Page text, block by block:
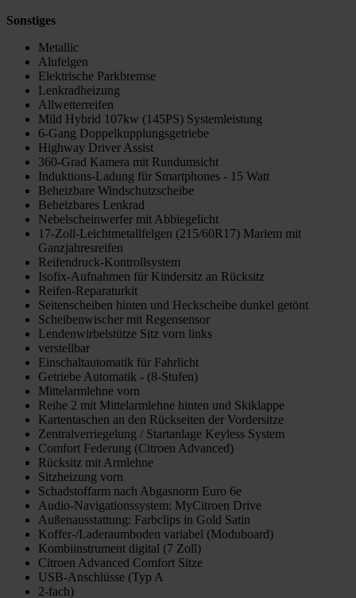
Sonstiges
Metallic
Alufelgen
Elektrische Parkbremse
Lenkradheizung
Allwetterreifen
Mild Hybrid 107kw (145PS) Systemleistung
6-Gang Doppelkupplungsgetriebe
Highway Driver Assist
360-Grad Kamera mit Rundumsicht
Induktions-Ladung für Smartphones - 15 Watt
Beheizbare Windschutzscheibe
Beheizbares Lenkrad
Nebelscheinwerfer mit Abbiegelicht
17-Zoll-Leichtmetallfelgen (215/60R17) Mariem mit
Ganzjahresreifen
Reifendruck-Kontrollsystem
Isofix-Aufnahmen für Kindersitz an Rücksitz
Reifen-Reparaturkit
Seitenscheiben hinten und Heckscheibe dunkel getönt
Scheibenwischer mit Regensensor
Lendenwirbelstütze Sitz vorn links
verstellbar
Einschaltautomatik für Fahrlicht
Getriebe Automatik - (8-Stufen)
Mittelarmlehne vorn
Reihe 2 mit Mittelarmlehne hinten und Skiklappe
Kartentaschen an den Rückseiten der Vordersitze
Zentralverriegelung / Startanlage Keyless System
Comfort Federung (Citroen Advanced)
Rücksitz mit Armlehne
Sitzheizung vorn
Schadstoffarm nach Abgasnorm Euro 6e
Audio-Navigationssystem: MyCitroen Drive
Außenausstattung: Farbclips in Gold Satin
Koffer-/Laderaumboden variabel (Moduboard)
Kombiinstrument digital (7 Zoll)
Citroen Advanced Comfort Sitze
USB-Anschlüsse (Typ A
2-fach)